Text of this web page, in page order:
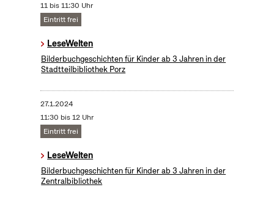
11 bis 11:30 Uhr
Eintritt frei
LeseWelten
Bilderbuchgeschichten für Kinder ab 3 Jahren in der
Stadtteilbibliothek Porz
27.1.2024
11:30 bis 12 Uhr
Eintritt frei
LeseWelten
Bilderbuchgeschichten für Kinder ab 3 Jahren in der
Zentralbibliothek